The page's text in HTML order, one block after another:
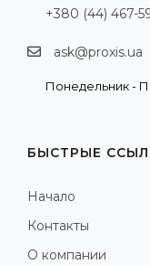
+380 (44) 467-
ask@proxis.ua
Понедельник -
БЫСТРЫЕ
Начало
Контакты
О компании